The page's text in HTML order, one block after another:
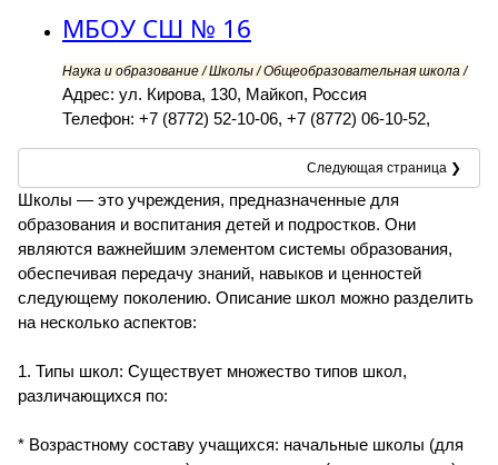
МБОУ СШ № 16
Наука и образование / Школы / Общеобразовательная школа /
Адрес: ул. Кирова, 130, Майкоп, Россия
Телефон: +7 (8772) 52-10-06, +7 (8772) 06-10-52,
Следующая страница ❯
Школы — это учреждения, предназначенные для
образования и воспитания детей и подростков. Они
являются важнейшим элементом системы образования,
обеспечивая передачу знаний, навыков и ценностей
следующему поколению. Описание школ можно разделить
на несколько аспектов:
1. Типы школ: Существует множество типов школ,
различающихся по:
* Возрастному составу учащихся: начальные школы (для